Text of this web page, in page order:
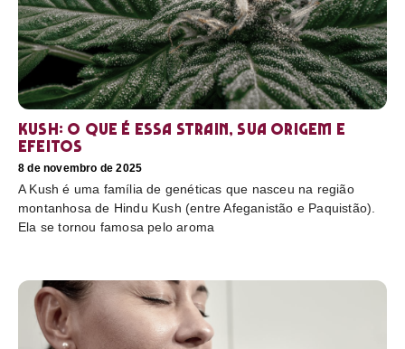
Kush: o que é essa strain, sua origem e
efeitos
8 de novembro de 2025
A Kush é uma família de genéticas que nasceu na região
montanhosa de Hindu Kush (entre Afeganistão e Paquistão).
Ela se tornou famosa pelo aroma